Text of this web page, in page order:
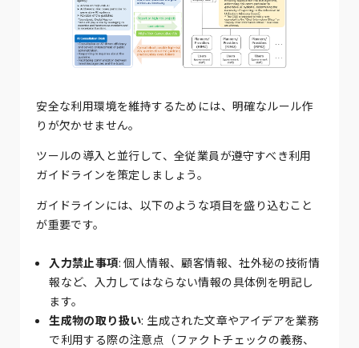
安全な利用環境を維持するためには、明確なルール作
りが欠かせません。
ツールの導入と並行して、全従業員が遵守すべき利用
ガイドラインを策定しましょう。
ガイドラインには、以下のような項目を盛り込むこと
が重要です。
入力禁止事項: 個人情報、顧客情報、社外秘の技術情
報など、入力してはならない情報の具体例を明記し
ます。
生成物の取り扱い: 生成された文章やアイデアを業務
で利用する際の注意点（ファクトチェックの義務、